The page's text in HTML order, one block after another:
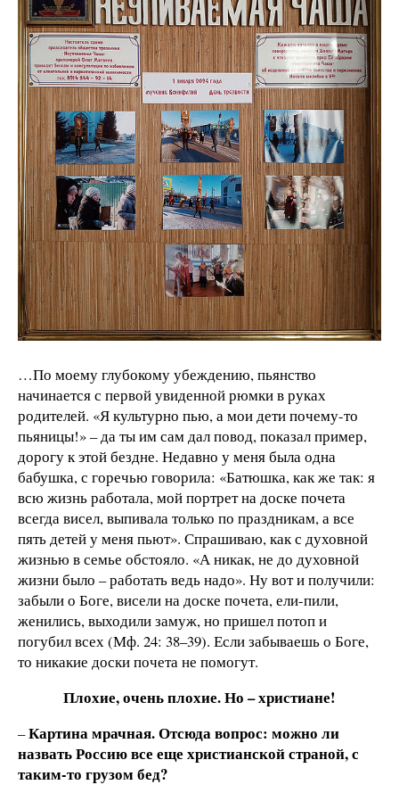
…По моему глубокому убеждению, пьянство
начинается с первой увиденной рюмки в руках
родителей. «Я культурно пью, а мои дети почему-то
пьяницы!» – да ты им сам дал повод, показал пример,
дорогу к этой бездне. Недавно у меня была одна
бабушка, с горечью говорила: «Батюшка, как же так: я
всю жизнь работала, мой портрет на доске почета
всегда висел, выпивала только по праздникам, а все
пять детей у меня пьют». Спрашиваю, как с духовной
жизнью в семье обстояло. «А никак, не до духовной
жизни было – работать ведь надо». Ну вот и получили:
забыли о Боге, висели на доске почета, ели-пили,
женились, выходили замуж, но пришел потоп и
погубил всех (Мф. 24: 38–39). Если забываешь о Боге,
то никакие доски почета не помогут.
Плохие, очень плохие. Но – христиане!
–Картина мрачная. Отсюда вопрос: можно ли
назвать Россию все еще христианской страной, с
таким-то грузом бед?